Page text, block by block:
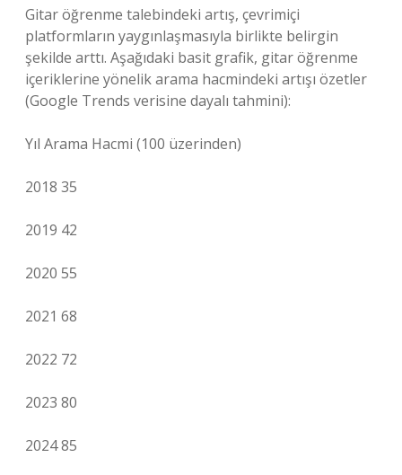
Gitar öğrenme talebindeki artış, çevrimiçi
platformların yaygınlaşmasıyla birlikte belirgin
şekilde arttı. Aşağıdaki basit grafik, gitar öğrenme
içeriklerine yönelik arama hacmindeki artışı özetler
(Google Trends verisine dayalı tahmini):
Yıl Arama Hacmi (100 üzerinden)
2018 35
2019 42
2020 55
2021 68
2022 72
2023 80
2024 85